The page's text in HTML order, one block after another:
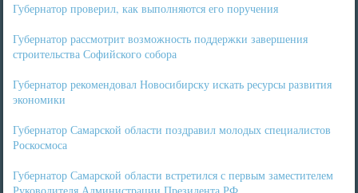
Губернатор проверил, как выполняются его поручения
Губернатор рассмотрит возможность поддержки завершения
строительства Софийского собора
Губернатор рекомендовал Новосибирску искать ресурсы развития
экономики
Губернатор Самарской области поздравил молодых специалистов
Роскосмоса
Губернатор Самарской области встретился с первым заместителем